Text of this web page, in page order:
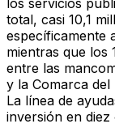
los servicios
total, casi 10,1
específicamente
mientras que los
entre las
y la Comarca del
La línea de
inversión en diez